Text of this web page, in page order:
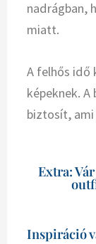
nadrágban,
miatt.
A felhős idő
képeknek.
biztosít,
Extra:
Inspiráció